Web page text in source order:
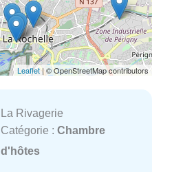
Leaflet| © OpenStreetMap contributors
La Rivagerie
Catégorie : Chambre
d'hôtes